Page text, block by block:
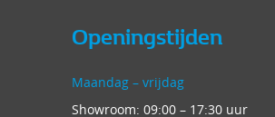
Openingstijden
Maandag – vrijdag
Showroom: 09:00 – 17:30 uur